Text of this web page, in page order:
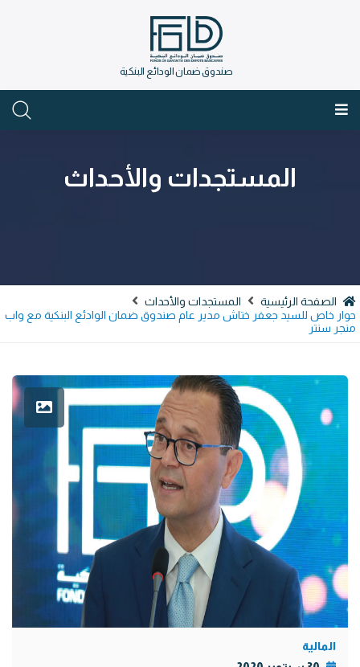
صندوق ضمان الودائع البنكية
المستجدات والأحداث
الصفحة الرئيسية
المستجدات والأحداث
خاص للسيد جعفر ختاش مدير عام صندوق ضمان الوادئع البنكية مع واب
سنتر
المالية